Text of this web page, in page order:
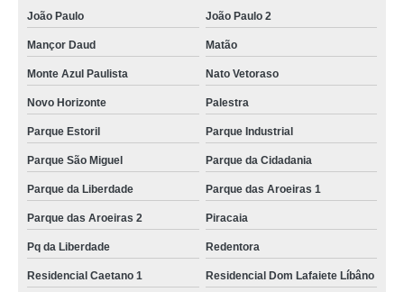
João Paulo João Paulo 2
Mançor Daud Matão
Monte Azul Paulista Nato Vetoraso
Novo Horizonte Palestra
Parque Estoril Parque Industrial
Parque São Miguel Parque da Cidadania
Parque da Liberdade Parque das Aroeiras 1
Parque das Aroeiras 2 Piracaia
Pq da Liberdade Redentora
Residencial Caetano 1 Residencial Dom Lafaiete Líbâno